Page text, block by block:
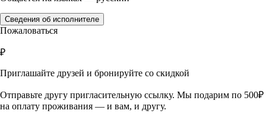
Сведения об исполнителе
Пожаловаться
₽
Приглашайте друзей и бронируйте со скидкой
Отправьте другу пригласительную ссылку. Мы подарим по 500₽
на оплату проживания — и вам, и другу.